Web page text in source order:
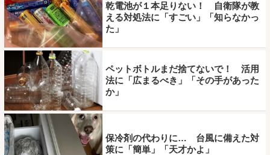
乾電池が１本足りない！ 自衛隊が教
える対処法に「すごい」「知らなかっ
た」
ペットボトルまだ捨てないで！ 活用
法に「広まるべき」「その手があった
か」
保冷剤の代わりに… 台風に備えた対
策に「簡単」「天才かよ」